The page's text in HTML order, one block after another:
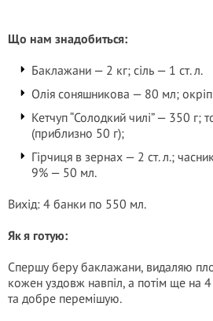
Що нам знадобиться:
Баклажани — 2 кг; сіль — 1 ст. л.
Олія соняшникова — 80 мл;
Кетчуп “Солодкий чилі” — 350 г;
(приблизно 50 г);
Гірчиця в зернах — 2 ст. л.;
9% — 50 мл.
Вихід: 4 банки по 550 мл.
Як я готую:
Спершу беру баклажани, видаляю
кожен уздовж навпіл, а потім ще на
та добре перемішую.